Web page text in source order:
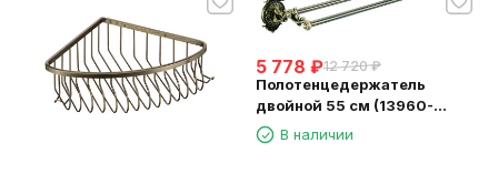
5 778 ₽12 720 ₽
Полотенцедержатель
двойной 55 см (13960-
2/BRONZE)
В наличии